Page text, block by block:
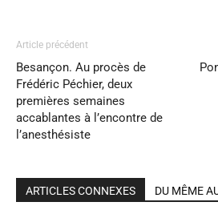
Article précédent
Besançon. Au procès de
Frédéric Péchier, deux
premières semaines
accablantes à l’encontre de
l’anesthésiste
ARTICLES CONNEXES DU MÊME